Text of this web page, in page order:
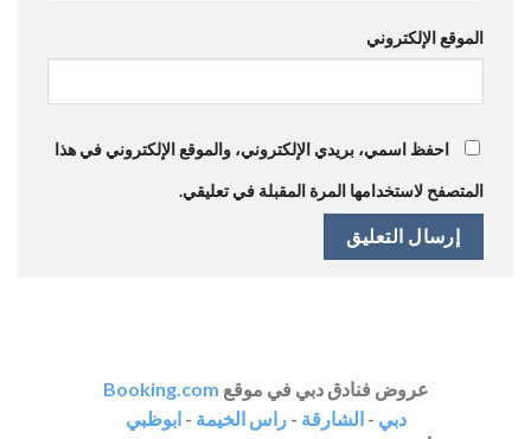
الموقع الإلكتروني
احفظ اسمي، بريدي الإلكتروني، والموقع الإلكتروني في هذا
المتصفح لاستخدامها المرة المقبلة في تعليقي.
عروض فنادق دبي في موقع Booking.com
دبي -الشارقة -راس الخيمة -ابوظبي